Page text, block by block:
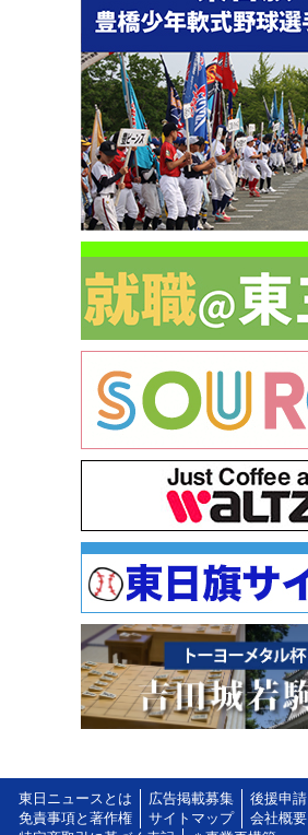
東日ニュースとは 広告掲載募集 後援申請
免責事項と著作権
サイトマップ 会社概要